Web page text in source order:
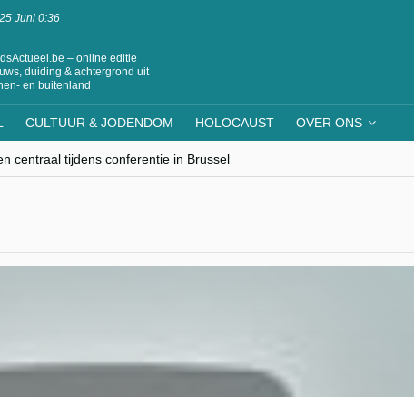
Juni 0:36
– online editie
duiding & achtergrond uit
en buitenland
CULTUUR & JODENDOM HOLOCAUST OVER ONS
centraal tijdens conferentie in Brussel
minderheden begrijpt”, Jinnih Beels (Vooruit)
Oost-Europa
met Mishpacha voor kosher travel en simchas wereldwijd